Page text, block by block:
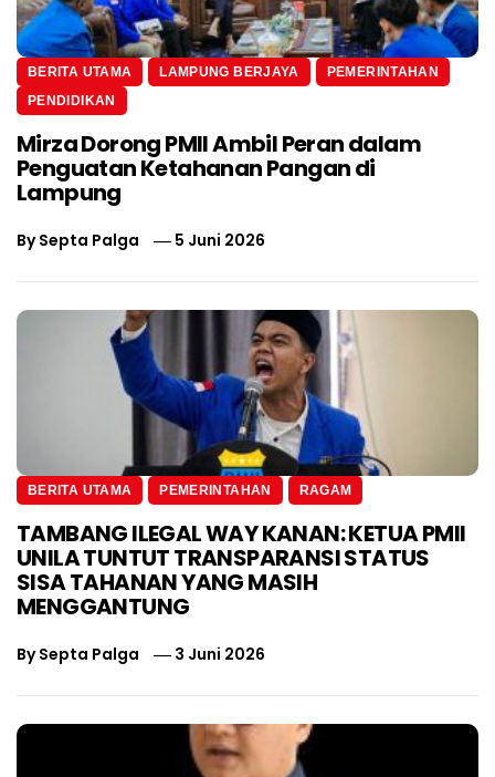
BERITA UTAMA LAMPUNG BERJAYA
PEMERINTAHAN
PENDIDIKAN
Mirza Dorong PMII Ambil Peran dalam
Penguatan Ketahanan Pangan di
Lampung
BySepta Palga 5 Juni 2026
BERITA UTAMA PEMERINTAHAN RAGAM
TAMBANG ILEGAL WAY KANAN: KETUA PMII
UNILA TUNTUT TRANSPARANSI STATUS
SISA TAHANAN YANG MASIH
MENGGANTUNG
BySepta Palga 3 Juni 2026